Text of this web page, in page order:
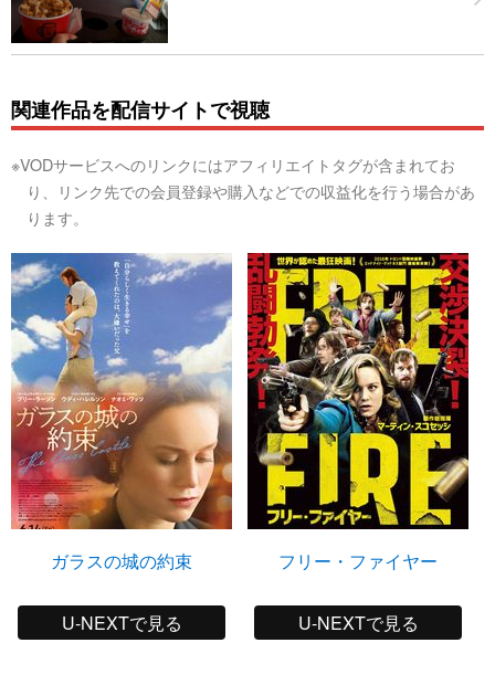
関連作品を配信サイトで視聴
※VODサービスへのリンクにはアフィリエイトタグが含まれてお
り、リンク先での会員登録や購入などでの収益化を行う場合があ
ります。
ガラスの城の約束
U-NEXTで見る
フリー・ファイヤー
U-NEXTで見る